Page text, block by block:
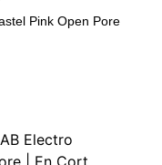
Pink Open Pore